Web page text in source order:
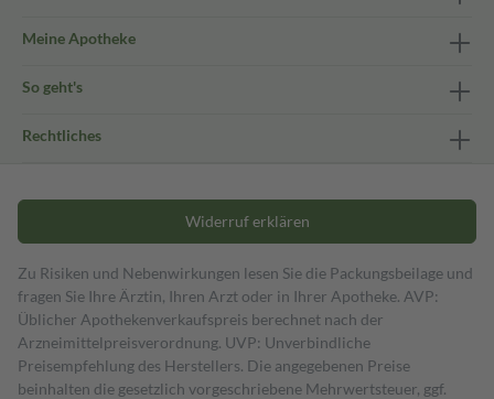
Meine Apotheke
So geht's
Rechtliches
Widerruf erklären
Zu Risiken und Nebenwirkungen lesen Sie die Packungsbeilage und
fragen Sie Ihre Ärztin, Ihren Arzt oder in Ihrer Apotheke. AVP:
Üblicher Apothekenverkaufspreis berechnet nach der
Arzneimittelpreisverordnung. UVP: Unverbindliche
Preisempfehlung des Herstellers. Die angegebenen Preise
beinhalten die gesetzlich vorgeschriebene Mehrwertsteuer, ggf.